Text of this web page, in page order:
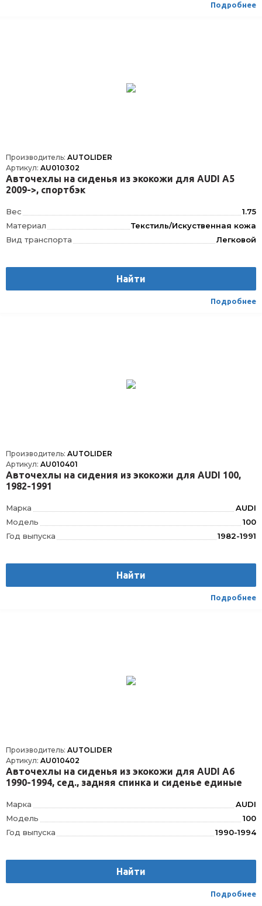
Подробнее
Производитель: AUTOLIDER
Артикул: AU010302
Авточехлы на сиденья из экокожи для AUDI A5
2009->, спортбэк
Вес
1.75
Материал
Текстиль/Искуственная кожа
Вид транспорта
Легковой
Найти
Подробнее
Производитель: AUTOLIDER
Артикул: AU010401
Авточехлы на сидения из экокожи для AUDI 100,
1982-1991
Марка
AUDI
Модель
100
Год выпуска
1982-1991
Вес
1.75
Текстиль/Искуственная кожа
Легковой
Найти
Подробнее
Производитель: AUTOLIDER
Артикул: AU010402
Авточехлы на сиденья из экокожи для AUDI А6
1990-1994, сед., задняя спинка и сиденье единые
Марка
AUDI
Модель
100
Год выпуска
1990-1994
Вес
1.75
Текстиль/Искуственная кожа
Легковой
Найти
Подробнее